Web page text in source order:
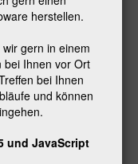
herstellen.
gern in einem
bei Ihnen vor Ort
bei Ihnen
und können
und JavaScript